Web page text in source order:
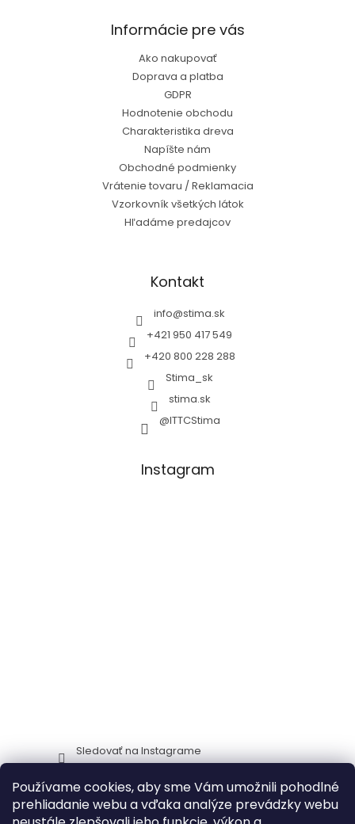
Používame cookies, aby sme Vám umožnili pohodlné
prehliadanie webu a vďaka analýze prevádzky webu
Informácie pre vás
Ako nakupovať
Doprava a platba
GDPR
Hodnotenie obchodu
Charakteristika dreva
Napíšte nám
Obchodné podmienky
Vrátenie tovaru / Reklamacia
Vzorkovník všetkých látok
Hľadáme predajcov
Kontakt
info@stima.sk
+421 950 417 549
+420 800 228 288
Stima_sk
stima.sk
@ITTCStima
Instagram
Sledovať na Instagrame
Stima CZ Zidlestoly_cz